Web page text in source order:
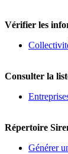
Vérifier les
Consulter la
Répertoire
Générer